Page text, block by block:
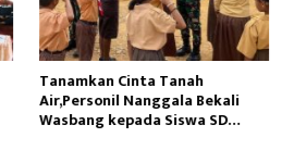
Tanamkan Cinta Tanah
Air,Personil Nanggala Bekali
Wasbang kepada Siswa SD